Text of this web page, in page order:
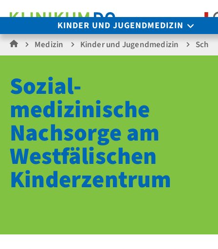
KINDER UND JUGENDMEDIZIN
Medizin Kinder und Jugendmedizin
Sozial­
medizinische
Nachsorge am
Westfälischen
Kinder­zentrum